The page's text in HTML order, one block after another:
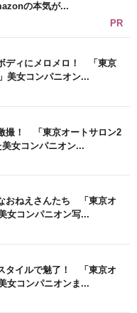
の本気が...
PR
ディにメロメロ！ 「東京
美女コンパニオン...
撮！ 「東京オートサロン2
女コンパニオン...
おねえさんたち 「東京オ
女コンパニオン写...
タイルで魅了！ 「東京オ
女コンパニオンま...